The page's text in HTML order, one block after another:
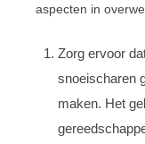
aspecten in
Zorg ervoor
snoeischaren
maken. Het